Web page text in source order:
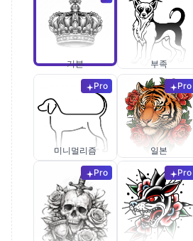
기본 부족
Pro
미니멀리즘
Pro
일본
Pro Pro